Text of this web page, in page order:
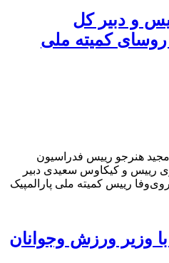
و دبیر کل
کمیته ملی
مجید هنرجو رییس فدراسیون
رییس و کیکاوس سعیدی دبیر
رییس کمیته ملی پارالمپیک
وزیر ورزش وجوانان